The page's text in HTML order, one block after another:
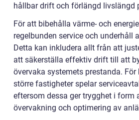
hållbar drift och förlängd livslängd
För att bibehålla värme- och
regelbunden service och underhåll
Detta kan inkludera allt från att
att säkerställa effektiv drift till att
övervaka systemets prestanda.
större fastigheter spelar
eftersom dessa ger trygghet i form
övervakning och optimering av